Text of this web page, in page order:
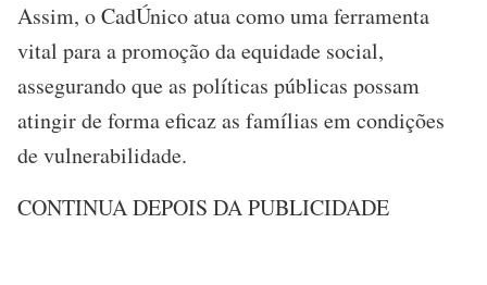
Assim, o CadÚnico atua como uma ferramenta
vital para a promoção da equidade social,
assegurando que as políticas públicas possam
atingir de forma eficaz as famílias em condições
de vulnerabilidade.
CONTINUA DEPOIS DA PUBLICIDADE